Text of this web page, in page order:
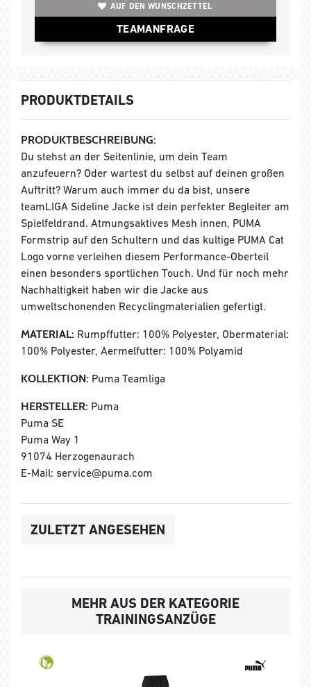
AUF DEN WUNSCHZETTEL
TEAMANFRAGE
PRODUKTDETAILS
PRODUKTBESCHREIBUNG:
Du stehst an der Seitenlinie, um dein Team
anzufeuern? Oder wartest du selbst auf deinen großen
Auftritt? Warum auch immer du da bist, unsere
teamLIGA Sideline Jacke ist dein perfekter Begleiter am
Spielfeldrand. Atmungsaktives Mesh innen, PUMA
Formstrip auf den Schultern und das kultige PUMA Cat
Logo vorne verleihen diesem Performance-Oberteil
einen besonders sportlichen Touch. Und für noch mehr
Nachhaltigkeit haben wir die Jacke aus
umweltschonenden Recyclingmaterialien gefertigt.
MATERIAL: Rumpffutter: 100% Polyester, Obermaterial:
100% Polyester, Aermelfutter: 100% Polyamid
KOLLEKTION: Puma Teamliga
HERSTELLER: Puma
Puma SE
Puma Way 1
91074 Herzogenaurach
E-Mail: service@puma.com
ZULETZT ANGESEHEN
MEHR AUS DER KATEGORIE
TRAININGSANZÜGE